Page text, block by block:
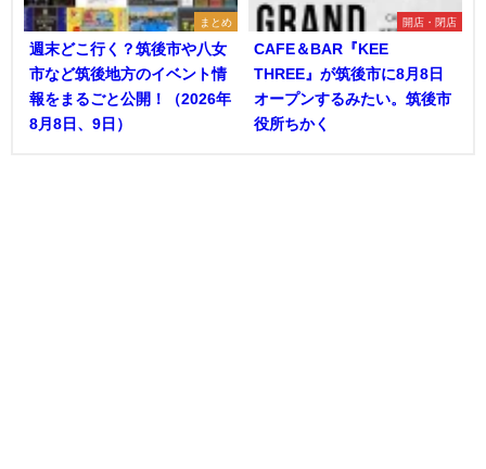
まとめ
週末どこ行く？筑後市や八女
市など筑後地方のイベント情
報をまるごと公開！（2026年
8月8日、9日）
開店・閉店
CAFE＆BAR『KEE
THREE』が筑後市に8月8日
オープンするみたい。筑後市
役所ちかく